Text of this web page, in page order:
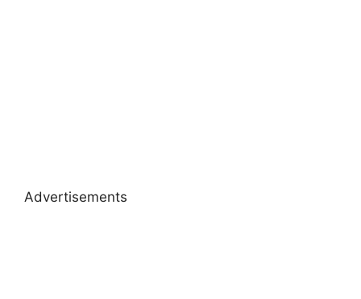
Advertisements